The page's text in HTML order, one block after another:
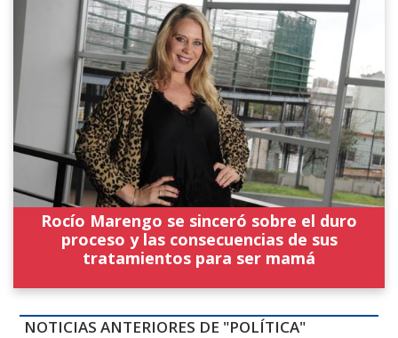
Rocío Marengo se sinceró sobre el duro
proceso y las consecuencias de sus
tratamientos para ser mamá
NOTICIAS ANTERIORES DE "POLÍTICA"